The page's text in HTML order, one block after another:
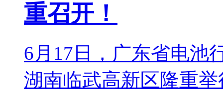
重召开！
6月17日，广东省电池
湖南临武高新区隆重举